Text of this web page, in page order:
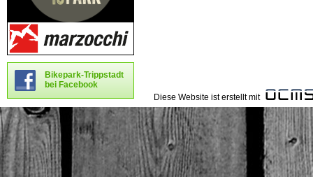
Bikepark-Trippstadt
bei Facebook
Diese Website ist erstellt mit